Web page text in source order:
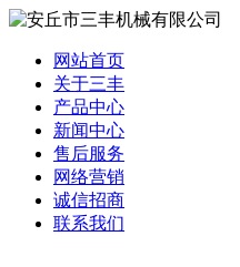
网站首页
关于三丰
产品中心
新闻中心
售后服务
网络营销
诚信招商
联系我们